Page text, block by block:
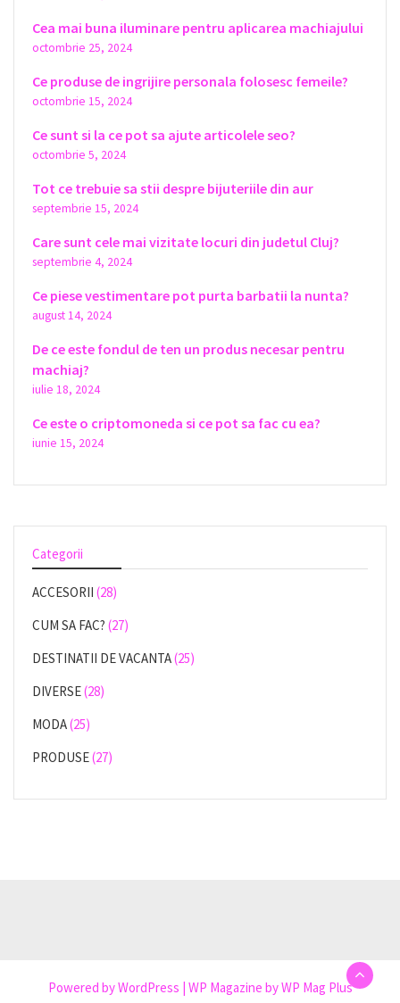
Cea mai buna iluminare pentru aplicarea machiajului
octombrie 25, 2024
Ce produse de ingrijire personala folosesc femeile?
octombrie 15, 2024
Ce sunt si la ce pot sa ajute articolele seo?
octombrie 5, 2024
Tot ce trebuie sa stii despre bijuteriile din aur
septembrie 15, 2024
Care sunt cele mai vizitate locuri din judetul Cluj?
septembrie 4, 2024
Ce piese vestimentare pot purta barbatii la nunta?
august 14, 2024
De ce este fondul de ten un produs necesar pentru
machiaj?
iulie 18, 2024
Ce este o criptomoneda si ce pot sa fac cu ea?
iunie 15, 2024
Categorii
ACCESORII (28)
CUM SA FAC? (27)
DESTINATII DE VACANTA(25)
DIVERSE(28)
MODA(25)
PRODUSE(27)
Powered byWordPress | WP Magazine by WP Mag Plus